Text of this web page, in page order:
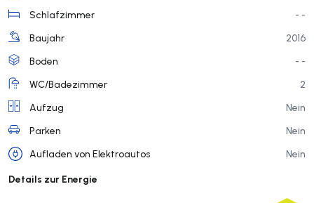
Schlafzimmer
- -
Baujahr
2016
Boden
- -
WC/Badezimmer
2
Aufzug
Nein
Parken
Nein
Aufladen von Elektroautos
Nein
Details zur Energie